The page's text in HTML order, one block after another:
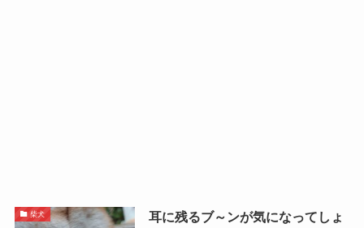
柴犬
耳に残るブ～ンが気になってしょ